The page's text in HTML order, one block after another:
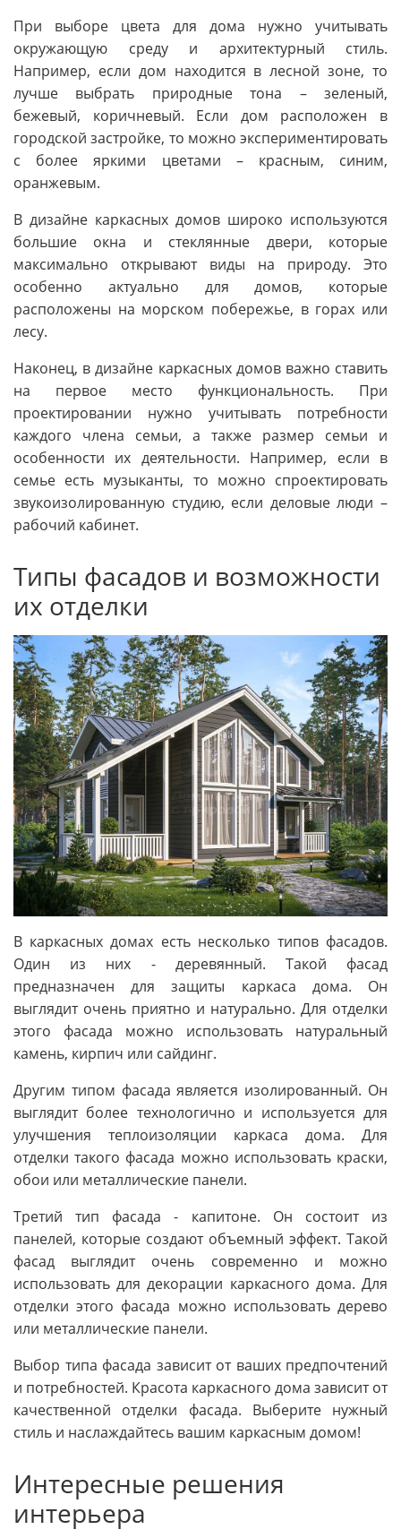
При выборе цвета для дома нужно учитывать
окружающую среду и архитектурный стиль.
Например, если дом находится в лесной зоне, то
лучше выбрать природные тона – зеленый,
бежевый, коричневый. Если дом расположен в
городской застройке, то можно экспериментировать
с более яркими цветами – красным, синим,
оранжевым.
В дизайне каркасных домов широко используются
большие окна и стеклянные двери, которые
максимально открывают виды на природу. Это
особенно актуально для домов, которые
расположены на морском побережье, в горах или
лесу.
Наконец, в дизайне каркасных домов важно ставить
на первое место функциональность. При
проектировании нужно учитывать потребности
каждого члена семьи, а также размер семьи и
особенности их деятельности. Например, если в
семье есть музыканты, то можно спроектировать
звукоизолированную студию, если деловые люди –
рабочий кабинет.
Типы фасадов и возможности
их отделки
В каркасных домах есть несколько типов фасадов.
Один из них - деревянный. Такой фасад
предназначен для защиты каркаса дома. Он
выглядит очень приятно и натурально. Для отделки
этого фасада можно использовать натуральный
камень, кирпич или сайдинг.
Другим типом фасада является изолированный. Он
выглядит более технологично и используется для
улучшения теплоизоляции каркаса дома. Для
отделки такого фасада можно использовать краски,
обои или металлические панели.
Третий тип фасада - капитоне. Он состоит из
панелей, которые создают объемный эффект. Такой
фасад выглядит очень современно и можно
использовать для декорации каркасного дома. Для
отделки этого фасада можно использовать дерево
или металлические панели.
Выбор типа фасада зависит от ваших предпочтений
и потребностей. Красота каркасного дома зависит от
качественной отделки фасада. Выберите нужный
стиль и наслаждайтесь вашим каркасным домом!
Интересные решения
интерьера